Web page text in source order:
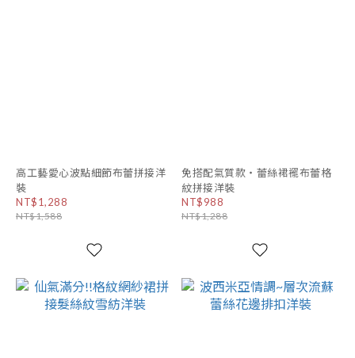
高工藝愛心波點細節布蕾拼接洋
裝
NT$1,288
NT$1,588
免搭配氣質款・蕾絲裙襬布蕾格
紋拼接洋裝
NT$988
NT$1,288